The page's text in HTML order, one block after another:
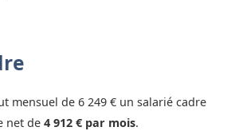
mensuel de 6 249 € un salarié cadre
net de 4 912 € par mois.